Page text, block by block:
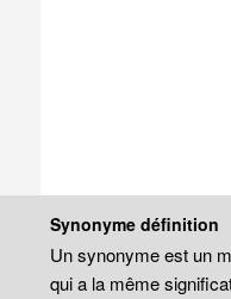
Synonyme définition
Un synonyme est un
qui a la même